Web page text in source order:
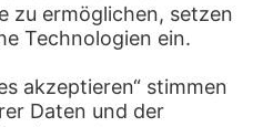
oder Informationen zu